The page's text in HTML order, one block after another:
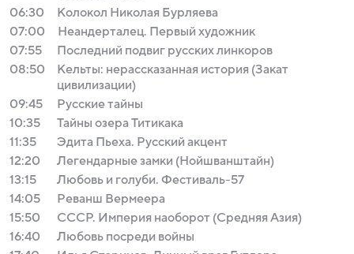
06:30
Колокол Николая Бурляева
07:00
Неандерталец. Первый художник
07:55
Последний подвиг русских линкоров
08:50
Кельты: нерассказанная история (Закат
цивилизации)
09:45
Русские тайны
10:35
Тайны озера Титикака
11:35
Эдита Пьеха. Русский акцент
12:20
Легендарные замки (Нойшванштайн)
13:15
Любовь и голуби. Фестиваль-57
14:05
Реванш Вермеера
15:50
СССР. Империя наоборот (Средняя Азия)
16:40
Любовь посреди войны